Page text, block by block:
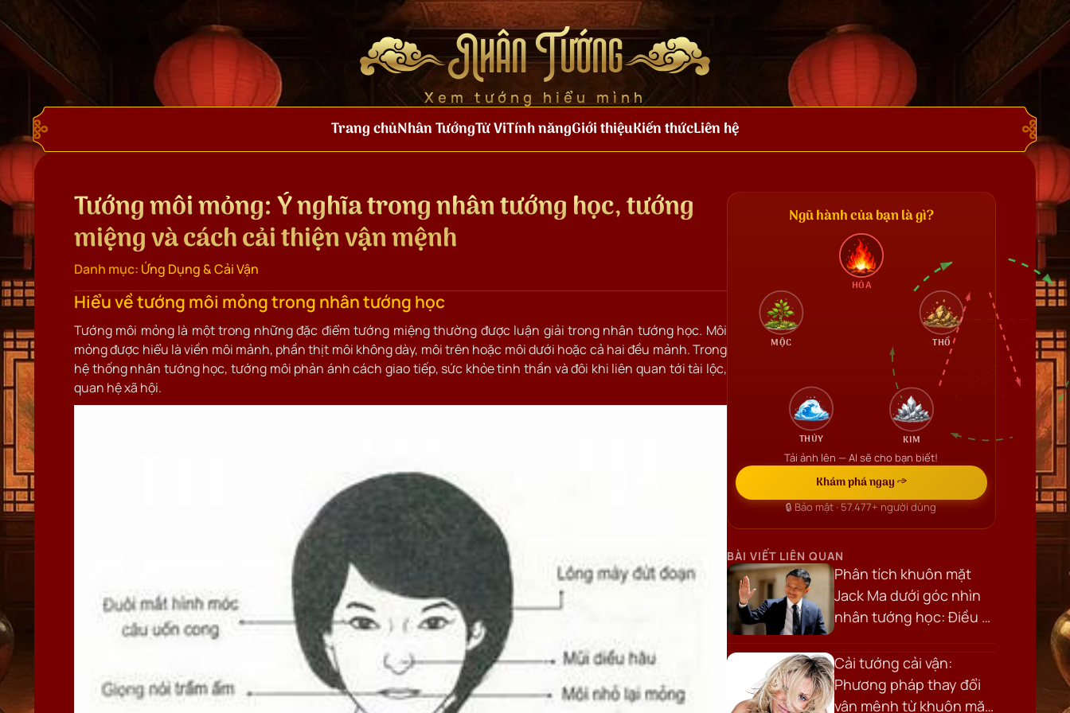
Nhân Tướng
Xem tướng hiểu mình
Trang chủNhân TướngTử ViTính năngGiới thiệuKiến thứcLiên hệ
Tướng môi mỏng: Ý nghĩa trong nhân tướng học, tướng
miệng và cách cải thiện vận mệnh
Danh mục: Ứng Dụng & Cải Vận
Hiểu về tướng môi mỏng trong nhân tướng học
Tướng môi mỏng là một trong những đặc điểm tướng miệng thường được luận giải trong nhân tướng học. Môi
mỏng được hiểu là viền môi mảnh, phần thịt môi không dày, môi trên hoặc môi dưới hoặc cả hai đều mảnh. Trong
hệ thống nhân tướng học, tướng môi phản ánh cách giao tiếp, sức khỏe tinh thần và đôi khi liên quan tới tài lộc,
quan hệ xã hội.
Ngũ hành của bạn là gì?
HỎA
THỔ
KIM
THỦY
MỘC
Tải ảnh lên — AI sẽ cho bạn biết!
Khám phá ngay →
🔒 Bảo mật ·57.477+người dùng
BÀI VIẾT LIÊN QUAN
Phân tích khuôn mặt
Jack Ma dưới góc nhìn
nhân tướng học: Điều gì
một nhà lãnh đạo?
Cải tướng cải vận:
Phương pháp thay đổi
vận mệnh từ khuôn mặt